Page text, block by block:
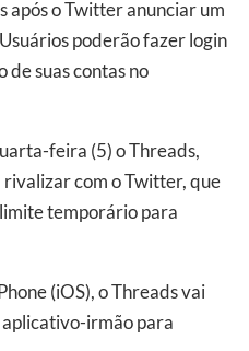
após o Twitter anunciar um
poderão fazer login
de suas contas no
feira (5) o Threads,
com o Twitter, que
temporário para
(iOS), o Threads vai
irmão para